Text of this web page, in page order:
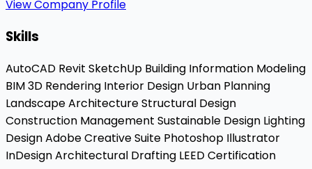
View Company Profile
Skills
AutoCAD Revit SketchUp Building Information Modeling
BIM3D Rendering Interior Design Urban Planning
Landscape ArchitectureStructural Design
Construction Management Sustainable Design Lighting
DesignAdobe Creative Suite Photoshop Illustrator
InDesignArchitectural Drafting LEED Certification